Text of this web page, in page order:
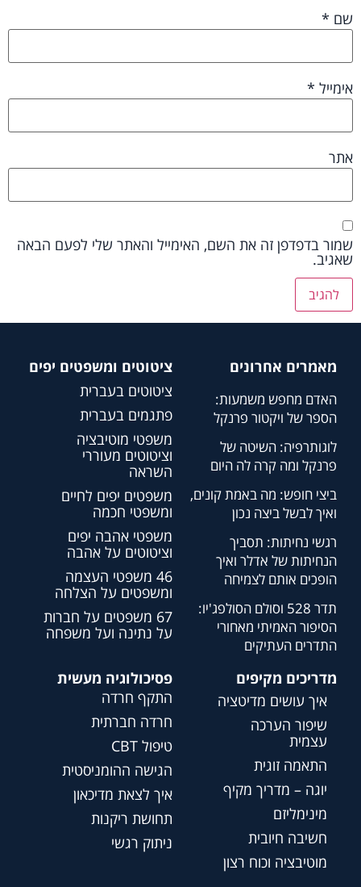
שם *
אימייל *
אתר
שמור בדפדפן זה את השם, האימייל והאתר שלי לפעם הבאה
שאגיב.
מאמרים אחרונים
האדם מחפש משמעות:
הספר של ויקטור פרנקל
לוגותרפיה: השיטה של
פרנקל ומה קרה לה היום
ביצי חופש: מה באמת קונים,
ואיך לבשל ביצה נכון
רגשי נחיתות: תסביך
הנחיתות של אדלר ואיך
הופכים אותם לצמיחה
תדר 528 וסולם הסולפג'יו:
הסיפור האמיתי מאחורי
התדרים העתיקים
ציטוטים ומשפטים יפים
ציטוטים בעברית
פתגמים בעברית
משפטי מוטיבציה
וציטוטים מעוררי
השראה
משפטים יפים לחיים
ומשפטי חכמה
משפטי אהבה יפים
וציטוטים על אהבה
46 משפטי העצמה
ומשפטים על הצלחה
67 משפטים על חברות
על נתינה ועל משפחה
מדריכים מקיפים
איך עושים מדיטציה
שיפור הערכה
עצמית
התאמה זוגית
יוגה – מדריך מקיף
מינימליזם
חשיבה חיובית
מוטיבציה וכוח רצון
פסיכולוגיה מעשית
התקף חרדה
חרדה חברתית
טיפול CBT
הגישה ההומניסטית
איך לצאת מדיכאון
תחושת ריקנות
ניתוק רגשי